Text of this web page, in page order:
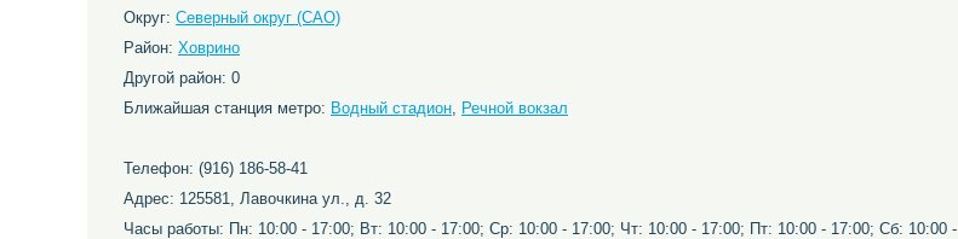
Округ: Северный округ (САО)
Район: Ховрино
Другой район: 0
Ближайшая станция метро: Водный стадион, Речной вокзал
Телефон: (916) 186-58-41
Адрес: 125581, Лавочкина ул., д. 32
Часы работы: Пн: 10:00 - 17:00; Вт: 10:00 - 17:00; Ср: 10:00 - 17:00; Чт: 10:00 - 17:00; Пт: 10:00 - 17:00; Сб: 10:00 -